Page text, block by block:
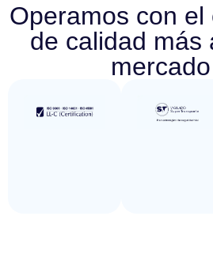
Operamos con el
de calidad más
mercado